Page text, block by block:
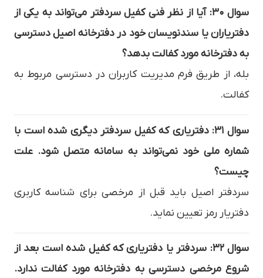
سوال ۳۰: آیا از نظر فنی کفیل سردفتر می‌تواند به یکی از
دفتریاران یا سندنویسان خود در دفترخانه اصیل دسترسی
به دفترخانه مورد کفالت بدهد؟
بله، از طریق فرم مدیریت کاربران در دسترسی مربوط به
کفالت.
سوال ۳۱: دفتریاری که کفیل سردفتر دیگری شده است با
شماره ملی خود نمی‌تواند به سامانه متصل شود. علت
چیست؟
سردفتر اصیل باید قبل از مرخصی برای شناسه کاربری
دفتریار رمز تعیین نماید.
سوال ۳۲: سردفتر یا دفتریاری که کفیل شده است بعد از
شروع مرخصی دسترسی به دفترخانه مورد کفالت ندارد.